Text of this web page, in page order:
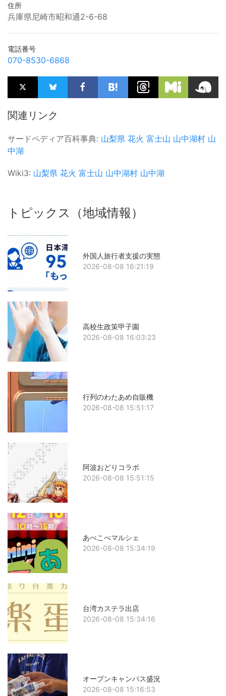
住所
兵庫県尼崎市昭和通2-6-68
電話番号
070-8530-6868
関連リンク
サードペディア百科事典: 山梨県 花火 富士山 山中湖村 山
中湖
Wiki3: 山梨県 花火 富士山 山中湖村 山中湖
トピックス（地域情報）
外国人旅行者支援の実態
2026-08-08 16:21:19
高校生政策甲子園
2026-08-08 16:03:23
行列のわたあめ自販機
2026-08-08 15:51:17
阿波おどりコラボ
2026-08-08 15:51:15
あべこべマルシェ
2026-08-08 15:34:19
台湾カステラ出店
2026-08-08 15:34:16
オープンキャンパス盛況
2026-08-08 15:16:53